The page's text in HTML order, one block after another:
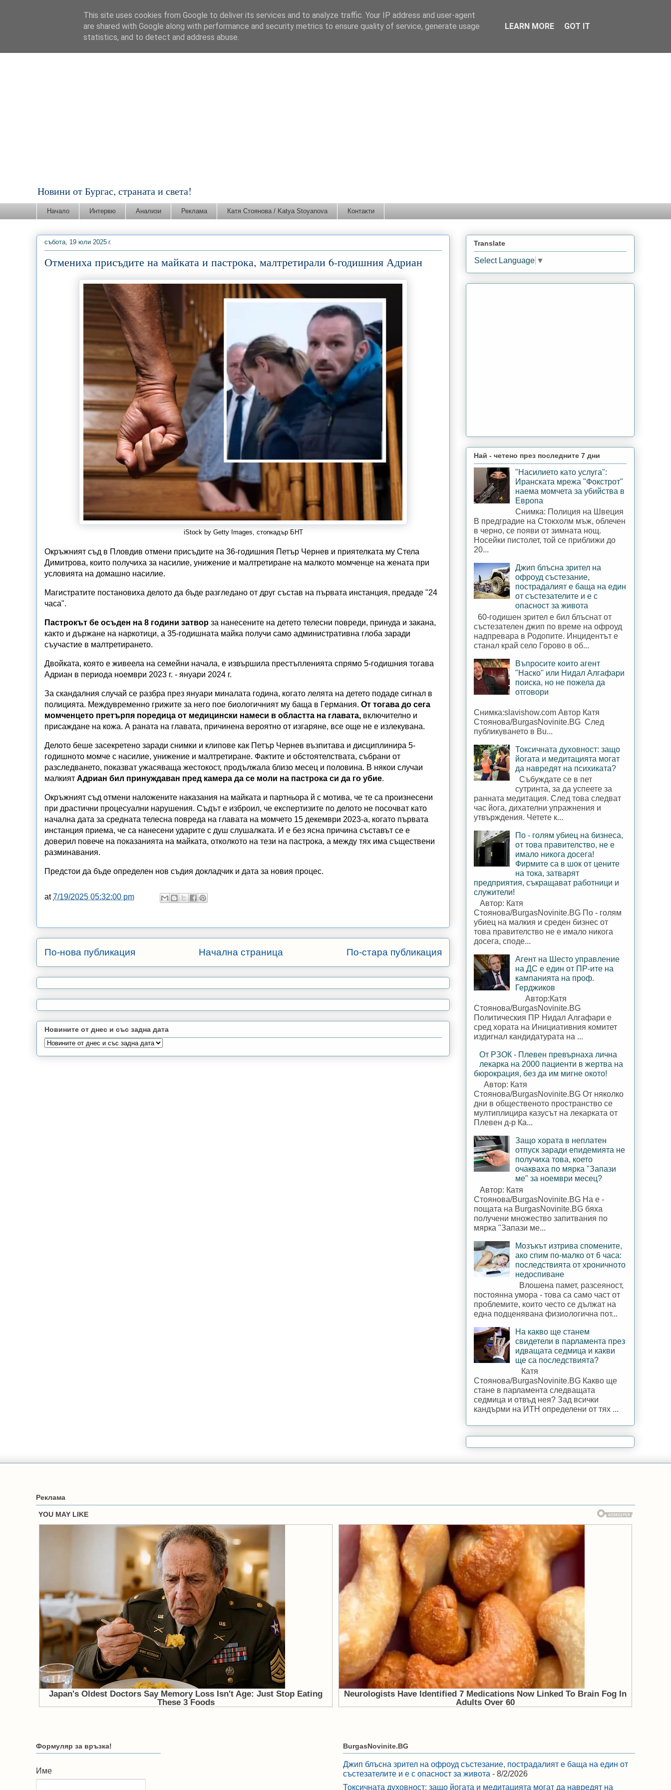
Новини от Бургас, страната и света!
Начало Интервю Анализи Реклама Катя Стоянова / Katya Stoyanova Контакти
събота, 19 юли 2025 г.
Отмениха присъдите на майката и пастрока, малтретирали 6-годишния Адриан
iStock by Getty Images, стопкадър БНТ
Окръжният съд в Пловдив отмени присъдите на 36-годишния Петър Чернев и приятелката му Стела
Димитрова, които получиха за насилие, унижение и малтретиране на малкото момченце на жената при
условията на домашно насилие.
Магистратите постановиха делото да бъде разгледано от друг състав на първата инстанция, предаде "24
часа".
Пастрокът бе осъден на 8 години затвор за нанесените на детето телесни повреди, принуда и закана,
както и държане на наркотици, а 35-годишната майка получи само административна глоба заради
съучастие в малтретирането.
Двойката, която е живеела на семейни начала, е извършила престъпленията спрямо 5-годишния тогава
Адриан в периода ноември 2023 г. - януари 2024 г.
За скандалния случай се разбра през януари миналата година, когато лелята на детето подаде сигнал в
полицията. Междувременно грижите за него пое биологичният му баща в Германия. От тогава до сега
момченцето претърпя поредица от медицински намеси в областта на главата, включително и
присаждане на кожа. А раната на главата, причинена вероятно от изгаряне, все още не е излекувана.
Делото беше засекретено заради снимки и клипове как Петър Чернев възпитава и дисциплинира 5-
годишното момче с насилие, унижение и малтретиране. Фактите и обстоятелствата, събрани от
разследването, показват ужасяваща жестокост, продължала близо месец и половина. В някои случаи
малкият Адриан бил принуждаван пред камера да се моли на пастрока си да го убие.
Окръжният съд отмени наложените наказания на майката и партньора й с мотива, че те са произнесени
при драстични процесуални нарушения. Съдът е изброил, че експертизите по делото не посочват като
начална дата за средната телесна повреда на главата на момчето 15 декември 2023-а, когато първата
инстанция приема, че са нанесени ударите с душ слушалката. И е без ясна причина съставът се е
доверил повече на показанията на майката, отколкото на тези на пастрока, а между тях има съществени
разминавания.
Предстои да бъде определен нов съдия докладчик и дата за новия процес.
at7/19/2025 05:32:00 pm
По-нова публикация По-стара публикация
Начална страница
Новините от днес и със задна дата
Translate
Select Language ▼
Най - четено през последните 7 дни
"Насилието като услуга":
Иранската мрежа "Фокстрот"
наема момчета за убийства в
Европа
Снимка: Полиция на Швеция
В предградие на Стокхолм мъж, облечен
в черно, се появи от зимната нощ.
Носейки пистолет, той се приближи до
20...
Джип блъсна зрител на
офроуд състезание,
пострадалият е баща на един
от състезателите и е с
опасност за живота
60-годишен зрител е бил блъснат от
състезателен джип по време на офроуд
надпревара в Родопите. Инцидентът е
станал край село Горово в об...
Въпросите които агент
"Наско" или Нидал Алгафари
поиска, но не пожела да
отговори
Снимка:slavishow.com Автор Катя
Стоянова/BurgasNovinite.BG След
публикуването в Bu...
Токсичната духовност: защо
йогата и медитацията могат
да навредят на психиката?
Събуждате се в пет
сутринта, за да успеете за
ранната медитация. След това следват
час йога, дихателни упражнения и
утвърждения. Четете к...
По - голям убиец на бизнеса,
от това правителство, не е
имало никога досега!
Фирмите са в шок от цените
на тока, затварят
предприятия, съкращават работници и
служители!
Автор: Катя
Стоянова/BurgasNovinite.BG По - голям
убиец на малкия и среден бизнес от
това правителство не е имало никога
досега, споде...
Агент на Шесто управление
на ДС е един от ПР-ите на
кампанията на проф.
Герджиков
Автор:Катя
Стоянова/BurgasNovinite.BG
Политическия ПР Нидал Алгафари е
сред хората на Инициативния комитет
издигнал кандидатурата на ...
От РЗОК - Плевен превърнаха лична
лекарка на 2000 пациенти в жертва на
бюрокрация, без да им мигне окото!
Автор: Катя
Стоянова/BurgasNovinite.BG От няколко
дни в общественото пространство се
мултиплицира казусът на лекарката от
Плевен д-р Ка...
Защо хората в неплатен
отпуск заради епидемията не
получиха това, което
очакваха по мярка "Запази
ме" за ноември месец?
Автор: Катя
Стоянова/BurgasNovinite.BG На е -
пощата на BurgasNovinite.BG бяха
получени множество запитвания по
мярка "Запази ме...
Мозъкът изтрива спомените,
ако спим по-малко от 6 часа:
последствията от хроничното
недоспиване
Влошена памет, разсеяност,
постоянна умора - това са само част от
проблемите, които често се дължат на
една подценявана физиологична пот...
На какво ще станем
свидетели в парламента през
идващата седмица и какви
ще са последствията?
Катя
Стоянова/BurgasNovinite.BG Какво ще
стане в парламента следващата
седмица и отвъд нея? Зад всички
кандърми на ИТН определени от тях ...
Реклама
Формуляр за връзка!
Име
BurgasNovinite.BG
Джип блъсна зрител на офроуд състезание, пострадалият е баща на един от
състезателите и е с опасност за живота - 8/2/2026
Токсичната духовност: защо йогата и медитацията могат да навредят на
This site uses cookies from Google to deliver its services and to analyze traffic. Your IP address and user-agent
are shared with Google along with performance and security metrics to ensure quality of service, generate usage
statistics, and to detect and address abuse.
LEARN MORE GOT IT